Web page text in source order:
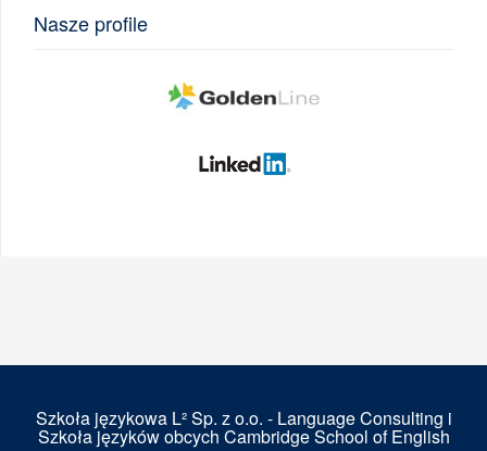
Nasze profile
Szkoła językowa L² Sp. z o.o. - Language Consulting i
Szkoła języków obcych Cambridge School of English